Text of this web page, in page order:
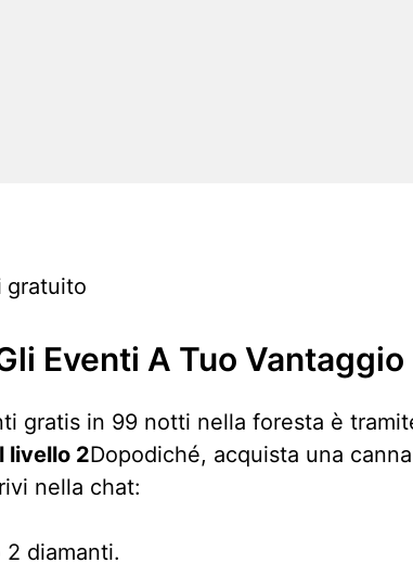
gratuito
Eventi A Tuo Vantaggio
gratis in 99 notti nella foresta è
livello 2Dopodiché, acquista una
nella chat:
diamanti.